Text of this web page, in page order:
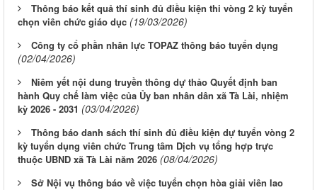
Thông báo kết quả thí sinh đủ điều kiện thi vòng 2 kỳ tuyển
chọn viên chức giáo dục (19/03/2026)
Công ty cổ phần nhân lực TOPAZ thông báo tuyển dụng
(02/04/2026)
Niêm yết nội dung truyền thông dự thảo Quyết định ban
hành Quy chế làm việc của Ủy ban nhân dân xã Tà Lài, nhiệm
kỳ 2026 - 2031 (03/04/2026)
Thông báo danh sách thí sinh đủ điều kiện dự tuyển vòng 2
kỳ tuyển dụng viên chức Trung tâm Dịch vụ tổng hợp trực
thuộc UBND xã Tà Lài năm 2026 (08/04/2026)
Sở Nội vụ thông báo về việc tuyển chọn hòa giải viên lao